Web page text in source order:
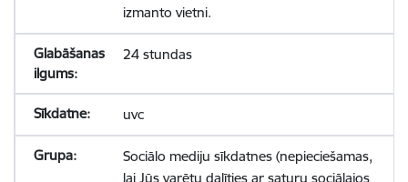
izmanto vietni.
24 stundas
uvc
Sociālo mediju sīkdatnes (nepieciešamas,
lai Jūs varētu dalīties ar saturu sociālajos